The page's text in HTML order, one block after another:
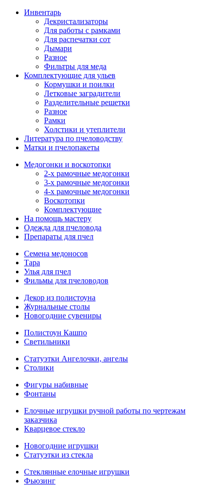
Инвентарь
Декристализаторы
Для работы с рамками
Для распечатки сот
Дымари
Разное
Фильтры для меда
Комплектующие для ульев
Кормушки и поилки
Летковые заградители
Разделительные решетки
Разное
Рамки
Холстики и утеплители
Литература по пчеловодству
Матки и пчелопакеты
Медогонки и воскотопки
2-х рамочные медогонки
3-х рамочные медогонки
4-х рамочные медогонки
Воскотопки
Комплектующие
На помощь мастеру
Одежда для пчеловода
Препараты для пчел
Семена медоносов
Тара
Улья для пчел
Фильмы для пчеловодов
Декор из полистоуна
Журнальные столы
Новогодние сувениры
Полистоун Кашпо
Светильники
Статуэтки Ангелочки, ангелы
Столики
Фигуры набивные
Фонтаны
Елочные игрушки ручной работы по чертежам
заказчика
Кварцевое стекло
Новогодние игрушки
Статуэтки из стекла
Стеклянные елочные игрушки
Фьюзинг